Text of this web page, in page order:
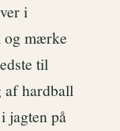
i
og mærke
til
af hardball
jagten på